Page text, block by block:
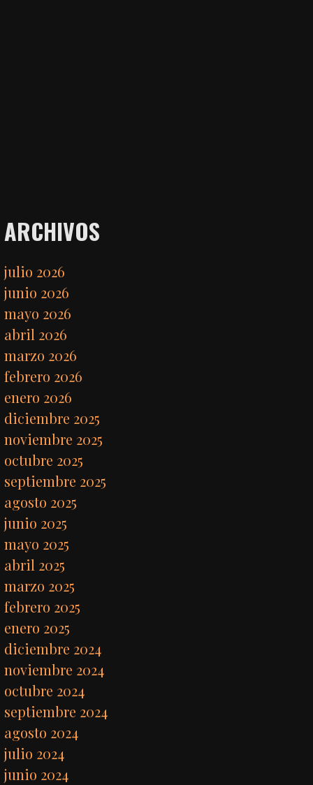
ARCHIVOS
julio 2026
junio 2026
mayo 2026
abril 2026
marzo 2026
febrero 2026
enero 2026
diciembre 2025
noviembre 2025
octubre 2025
septiembre 2025
agosto 2025
junio 2025
mayo 2025
abril 2025
marzo 2025
febrero 2025
enero 2025
diciembre 2024
noviembre 2024
octubre 2024
septiembre 2024
agosto 2024
julio 2024
junio 2024